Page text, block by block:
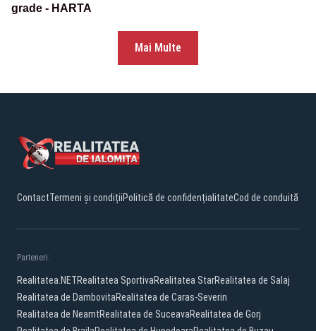
grade - HARTA
Mai Multe
ContactTermeni și condițiiPolitică de confidențialitateCod de conduită
Parteneri:
Realitatea.NETRealitatea SportivaRealitatea StarRealitatea de Salaj
Realitatea de DambovitaRealitatea de Caras-Severin
Realitatea de NeamtRealitatea de SuceavaRealitatea de Gorj